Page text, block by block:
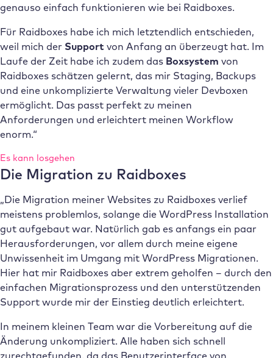
genauso einfach funktionieren wie bei Raidboxes.
Für Raidboxes habe ich mich letztendlich entschieden,
weil mich der Support von Anfang an überzeugt hat. Im
Laufe der Zeit habe ich zudem das Boxsystem von
Raidboxes schätzen gelernt, das mir Staging, Backups
und eine unkomplizierte Verwaltung vieler Devboxen
ermöglicht. Das passt perfekt zu meinen
Anforderungen und erleichtert meinen Workflow
enorm.“
Es kann losgehen
Die Migration zu Raidboxes
„Die Migration meiner Websites zu Raidboxes verlief
meistens problemlos, solange die WordPress Installation
gut aufgebaut war. Natürlich gab es anfangs ein paar
Herausforderungen, vor allem durch meine eigene
Unwissenheit im Umgang mit WordPress Migrationen.
Hier hat mir Raidboxes aber extrem geholfen – durch den
einfachen Migrationsprozess und den unterstützenden
Support wurde mir der Einstieg deutlich erleichtert.
In meinem kleinen Team war die Vorbereitung auf die
Änderung unkompliziert. Alle haben sich schnell